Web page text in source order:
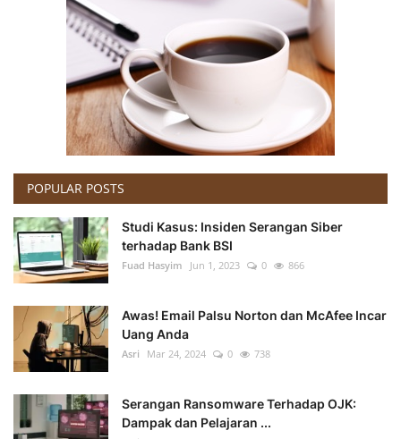
POPULAR POSTS
Studi Kasus: Insiden Serangan Siber
terhadap Bank BSI
Fuad Hasyim Jun 1, 2023 0 866
Awas! Email Palsu Norton dan McAfee Incar
Uang Anda
Asri Mar 24, 2024 0 738
Serangan Ransomware Terhadap OJK:
Dampak dan Pelajaran ...